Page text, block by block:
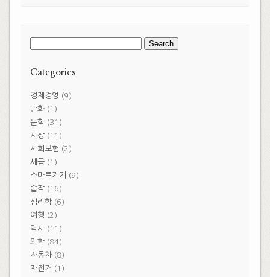
for:
Categories
경제경영 (9)
만화(1)
문학(31)
사상(11)
사회보험 (2)
세금(1)
스마트기기
(9)
습작(16)
심리학(6)
여행 (2)
역사(11)
의학(84)
자동차(8)
자전거 (1)